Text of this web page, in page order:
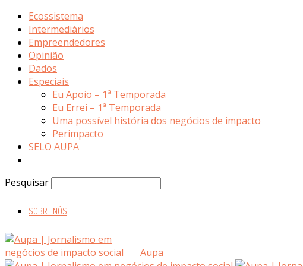
Ecossistema
Intermediários
Empreendedores
Opinião
Dados
Especiais
Eu Apoio – 1ª Temporada
Eu Errei – 1ª Temporada
Uma possível história dos negócios de impacto
Perimpacto
SELO AUPA
Pesquisar
SOBRE NÓS
Aupa